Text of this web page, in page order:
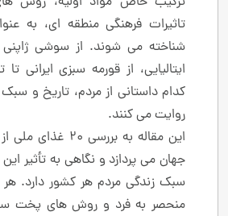
تاثیرات فرهنگی منطقه ‌ای، به
شناخته می ‌شوند. از سوشی ژاپنی
ایتالیایی، از قورمه ‌سبزی ایرانی
کدام داستانی از مردم، تاریخ و
روایت می ‌کنند.
این مقاله به
جهان می ‌پردازد و نگاهی به تأثیر
سبک زندگی مردم هر کشور دارد. هر
منحصر به ‌فرد و روش ‌های پخت